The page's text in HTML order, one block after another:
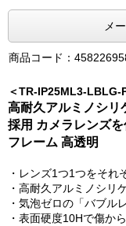
メ
商品コード：
＜TR-IP25ML3-LBLG-
高耐久アルミノシリ
採用 カメラレンズ
フレーム 高透明
・レンズ1つ1つをそれ
・高耐久アルミノシリ
・気泡ゼロの「バブル
・表面硬度10Hで傷か